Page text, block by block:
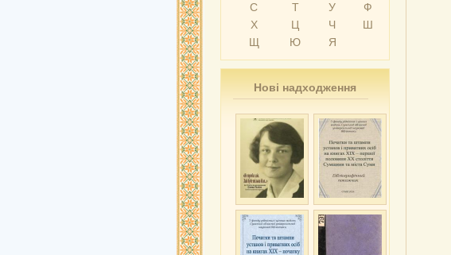
С
Т У
Ф
Х
Ц Ч
Ш
Щ
Ю Я
Нові надходження